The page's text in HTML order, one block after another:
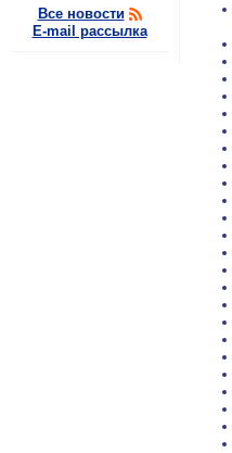
Все новости
E-mail рассылка